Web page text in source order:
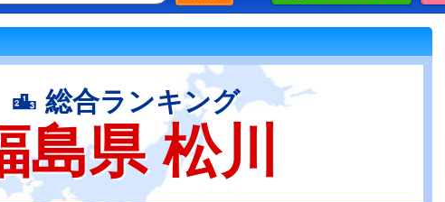
総合ランキング
島県 松川